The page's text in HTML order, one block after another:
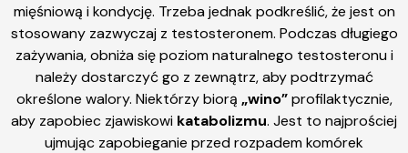
mięśniową i kondycję. Trzeba jednak podkreślić, że jest on
stosowany zazwyczaj z testosteronem. Podczas długiego
zażywania, obniża się poziom naturalnego testosteronu i
należy dostarczyć go z zewnątrz, aby podtrzymać
określone walory. Niektórzy biorą „wino”profilaktycznie,
aby zapobiec zjawiskowi katabolizmu. Jest to najprościej
ujmując zapobieganie przed rozpadem komórek